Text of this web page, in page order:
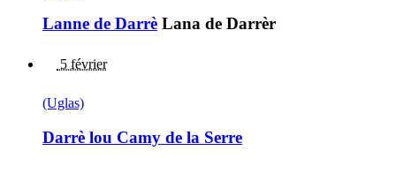
Lanne de Darrè Lana de Darrèr
5 février
(Uglas)
Darrè lou Camy de la Serre